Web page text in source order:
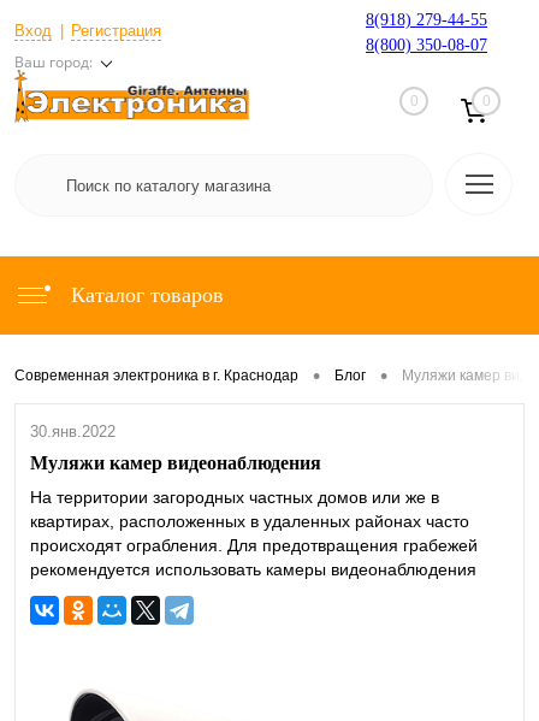
Вход Регистрация
Ваш город:
8(918) 279-44-55
8(800) 350-08-07
0 0
Каталог товаров
Современная электроника в г. Краснодар • Блог • Муляжи камер
30.янв.2022
Муляжи камер видеонаблюдения
На территории загородных частных домов или же в
квартирах, расположенных в удаленных районах часто
происходят ограбления. Для предотвращения грабежей
рекомендуется использовать камеры видеонаблюдения
или сигнализации. Однако не всегда есть возможность
применения такого рода техники. В таком случае можно
злоумышленниками.